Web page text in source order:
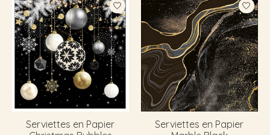
Serviettes en Papier
Serviettes en Papier